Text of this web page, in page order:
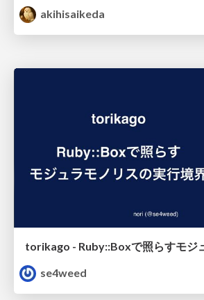
akihisaikeda
se4weed